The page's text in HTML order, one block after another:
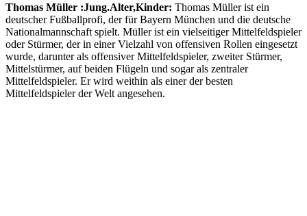
Thomas Müller :Jung.Alter,Kinder: Thomas Müller ist ein
deutscher Fußballprofi, der für Bayern München und die deutsche
Nationalmannschaft spielt. Müller ist ein vielseitiger Mittelfeldspieler
oder Stürmer, der in einer Vielzahl von offensiven Rollen eingesetzt
wurde, darunter als offensiver Mittelfeldspieler, zweiter Stürmer,
Mittelstürmer, auf beiden Flügeln und sogar als zentraler
Mittelfeldspieler. Er wird weithin als einer der besten
Mittelfeldspieler der Welt angesehen.